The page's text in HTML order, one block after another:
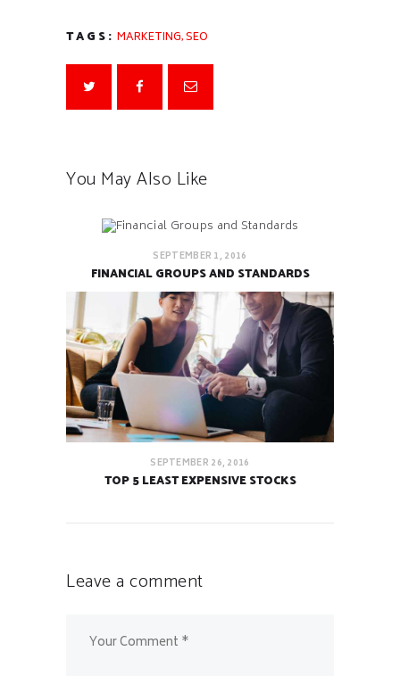
TAGS: MARKETING,SEO
You May Also Like
SEPTEMBER 1, 2016
FINANCIAL GROUPS AND STANDARDS
SEPTEMBER 26, 2016
TOP 5 LEAST EXPENSIVE STOCKS
Leave a comment